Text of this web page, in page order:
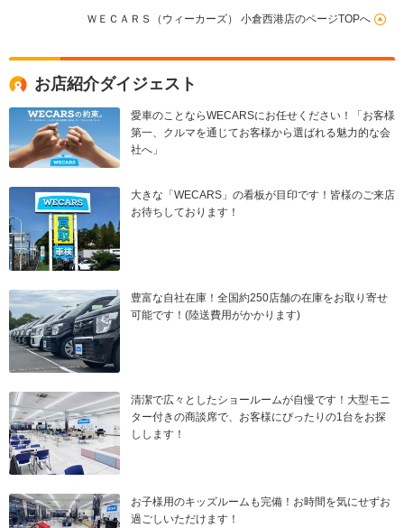
ＷＥＣＡＲＳ（ウィーカーズ） 小倉西港店のページTOPへ
お店紹介ダイジェスト
愛車のことならWECARSにお任せください！「お客様
第一、クルマを通じてお客様から選ばれる魅力的な会
社へ」
大きな「WECARS」の看板が目印です！皆様のご来店
お待ちしております！
豊富な自社在庫！全国約250店舗の在庫をお取り寄せ
可能です！(陸送費用がかかります)
清潔で広々としたショールームが自慢です！大型モニ
ター付きの商談席で、お客様にぴったりの1台をお探
しします！
お子様用のキッズルームも完備！お時間を気にせずお
過ごしいただけます！